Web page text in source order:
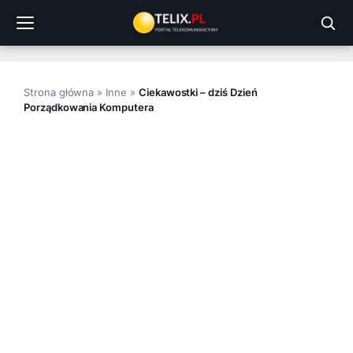
treści
Strona główna » Inne » Ciekawostki – dziś Dzień
Porządkowania Komputera